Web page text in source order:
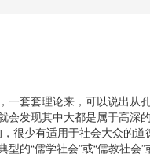
套套理论来，可以说出从
会发现其中大都是属于高深
很少有适用于社会大众的
的“儒学社会”或“儒教社会”